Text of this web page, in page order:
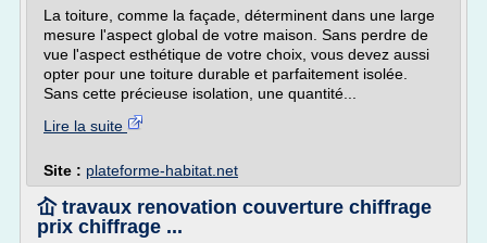
La toiture, comme la façade, déterminent dans une large
mesure l'aspect global de votre maison. Sans perdre de
vue l'aspect esthétique de votre choix, vous devez aussi
opter pour une toiture durable et parfaitement isolée.
Sans cette précieuse isolation, une quantité...
Lire la suite
Site : plateforme-habitat.net
屳 travaux renovation couverture chiffrage
prix chiffrage ...